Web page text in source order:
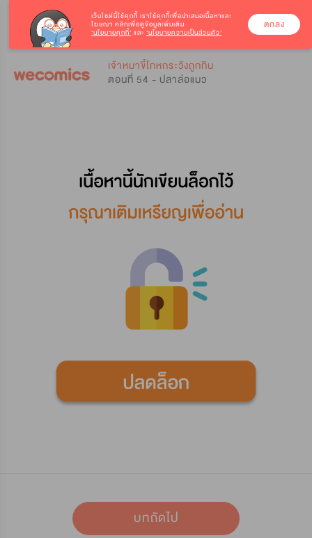
เจ้าหมาขี้โกหกระวังถูกกิน
ตอนที่ 54 - ปลาล่อแมว
บทถัดไป
เว็บไซต์นี้ใช้คุกกี้ เราใช้คุกกี้เพื่อนำเสนอเนื้อหาและ
โฆษณา คลิกเพื่อดูข้อมูลเพิ่มเติม
‘นโยบายคุกกี้’ และ ‘นโยบายความเป็นส่วนตัว’
ตกลง